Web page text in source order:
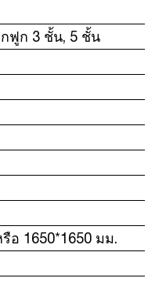
ฟูก 3 ชั้น, 5 ชั้น
อ 1650*1650 มม.